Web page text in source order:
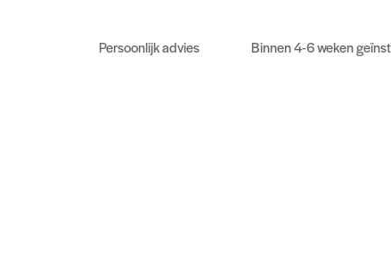
Persoonlijk advies Binnen 4-6 weken